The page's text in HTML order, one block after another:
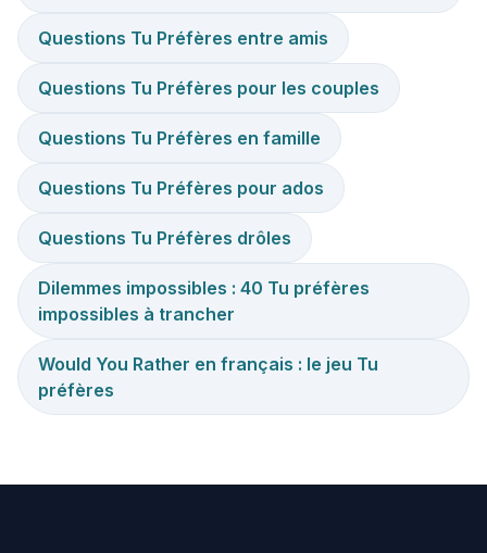
Questions Tu Préfères entre amis
Questions Tu Préfères pour les couples
Questions Tu Préfères en famille
Questions Tu Préfères pour ados
Questions Tu Préfères drôles
Dilemmes impossibles : 40 Tu préfères
impossibles à trancher
Would You Rather en français : le jeu Tu
préfères